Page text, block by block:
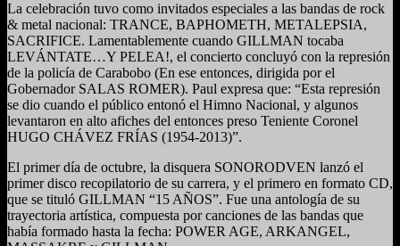
La celebración tuvo como invitados especiales a las bandas de rock
& metal nacional: TRANCE, BAPHOMETH, METALEPSIA,
SACRIFICE. Lamentablemente cuando GILLMAN tocaba
LEVÁNTATE…Y PELEA!, el concierto concluyó con la represión
de la policía de Carabobo (En ese entonces, dirigida por el
Gobernador SALAS ROMER). Paul expresa que: “Esta represión
se dio cuando el público entonó el Himno Nacional, y algunos
levantaron en alto afiches del entonces preso Teniente Coronel
HUGO CHÁVEZ FRÍAS (1954-2013)”.
El primer día de octubre, la disquera SONORODVEN lanzó el
primer disco recopilatorio de su carrera, y el primero en formato CD,
que se tituló GILLMAN “15 AÑOS”. Fue una antología de su
trayectoria artística, compuesta por canciones de las bandas que
había formado hasta la fecha: POWER AGE, ARKANGEL,